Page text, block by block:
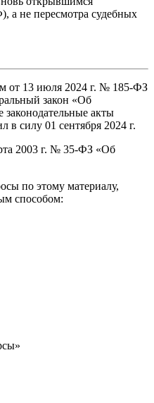
а не пересмотра судебных
от 13 июля 2024 г. № 185-ФЗ
закон «Об
законодательные акты
в силу 01 сентября 2024 г.
2003 г. № 35-ФЗ «Об
по этому материалу,
способом: